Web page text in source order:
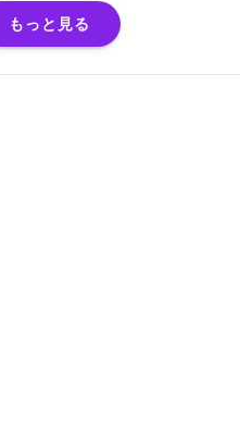
もっと見る